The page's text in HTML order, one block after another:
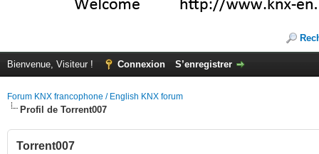
Bienvenue, Visiteur ! Connexion S’enregistrer
Forum KNX francophone / English KNX forum
Profil de Torrent007
Torrent007